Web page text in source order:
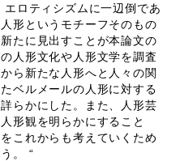
ロティシズムに一辺倒であ
形というモチーフそのもの
たに見出すことが本論文の
人形文化や人形文学を調査
ら新たな人形へと人々の関
ベルメールの人形に対する
らかにした。また、人形芸
形観を明らかにすること
これからも考えていくため
。 “